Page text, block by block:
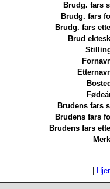
Brudg. fars
Brudg. fars
Brudg. fars
Brud
Brudens fars
Brudens fars
Brudens fars